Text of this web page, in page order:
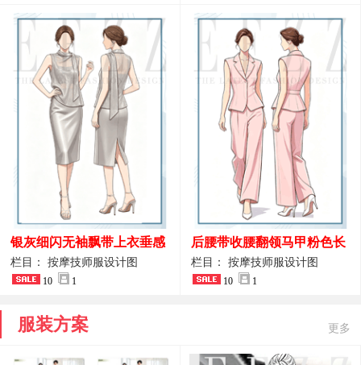
银灰细闪无袖飘带上衣垂感
开叉中长裙 星级酒店前厅礼
仪高级全套工作服
栏目： 按摩技师服设计图
10 1
后腰带收腰翻领马甲粉色长
裤套装 美容门店前台主管精
致高级工装
栏目： 按摩技师服设计图
10 1
服装方案 更多